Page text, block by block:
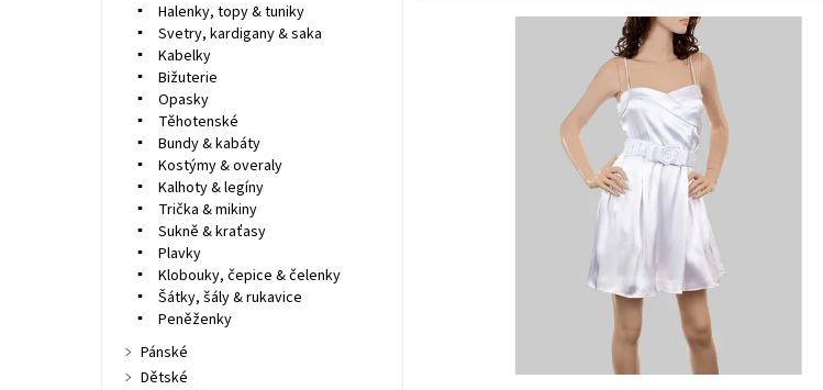
Halenky, topy & tuniky
Svetry, kardigany & saka
Kabelky
Bižuterie
Opasky
Těhotenské
Bundy & kabáty
Kostýmy & overaly
Kalhoty & legíny
Trička & mikiny
Sukně & kraťasy
Plavky
Klobouky, čepice & čelenky
Šátky, šály & rukavice
Peněženky
Pánské
Dětské